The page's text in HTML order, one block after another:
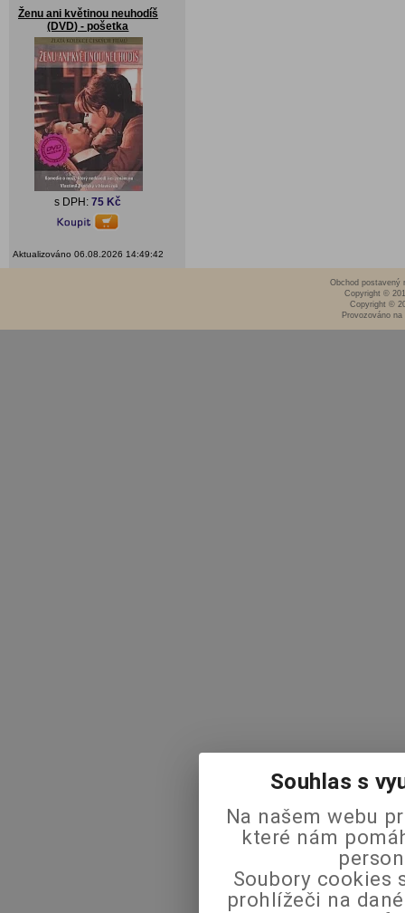
Ženu ani květinou neuhodíš
(DVD) - pošetka
s DPH:75 Kč
Aktualizováno 06.08.2026 14:49:42
Obchod postavený
Copyright ©
Copyright ©
Provozováno
Souhlas s
Na našem webu
které nám
Soubory cookies
prohlížeči na